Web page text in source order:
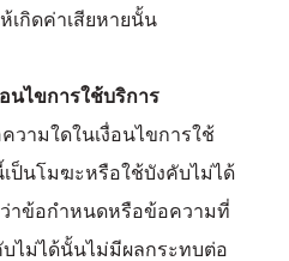
เกิดค่าเสียหายนั้น
นไขการใช้บริการ
ามใดในเงื่อนไขการใช้
เป็นโมฆะหรือใช้บังคับไม่ได้
าข้อกำหนดหรือข้อความที่
ไม่ได้นั้นไม่มีผลกระทบต่อ